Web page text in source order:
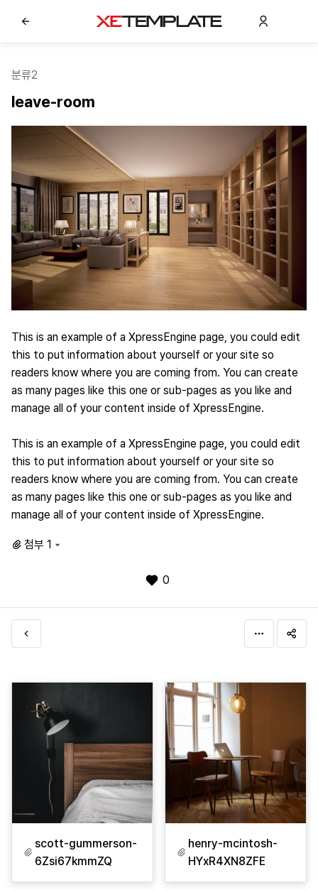
분류2
leave-room
This is an example of a XpressEngine page, you could edit
this to put information about yourself or your site so
readers know where you are coming from. You can create
as many pages like this one or sub-pages as you like and
manage all of your content inside of XpressEngine.
This is an example of a XpressEngine page, you could edit
this to put information about yourself or your site so
readers know where you are coming from. You can create
as many pages like this one or sub-pages as you like and
manage all of your content inside of XpressEngine.
첨부 1
0
scott-gummerson-
6Zsi67kmmZQ
henry-mcintosh-
HYxR4XN8ZFE